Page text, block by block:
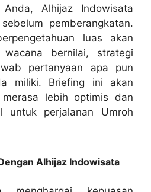
Alhijaz Indowisata
pemberangkatan.
luas akan
bernilai, strategi
pertanyaan apa pun
miliki. Briefing ini akan
lebih optimis dan
untuk perjalanan Umroh
Alhijaz Indowisata